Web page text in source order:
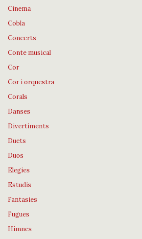
Cinema
Cobla
Concerts
Conte musical
Cor
Cor i orquestra
Corals
Danses
Divertiments
Duets
Duos
Elegies
Estudis
Fantasies
Fugues
Himnes